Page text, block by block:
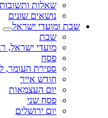
שאלות
נושאים שונים
שבת ומועדי ישראל
שבת
מועדי ישראל,
פסח
ספירת העומר,
חודש אייר
יום העצמאות
פסח שני
יום ירושלים